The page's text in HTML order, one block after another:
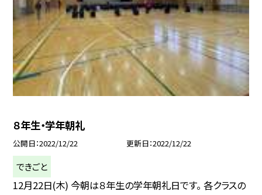
８年生・学年朝礼
公開日 2022/12/22 更新日 2022/12/22
できごと
12月22日(木) 今朝は８年生の学年朝礼日です。 各クラスの